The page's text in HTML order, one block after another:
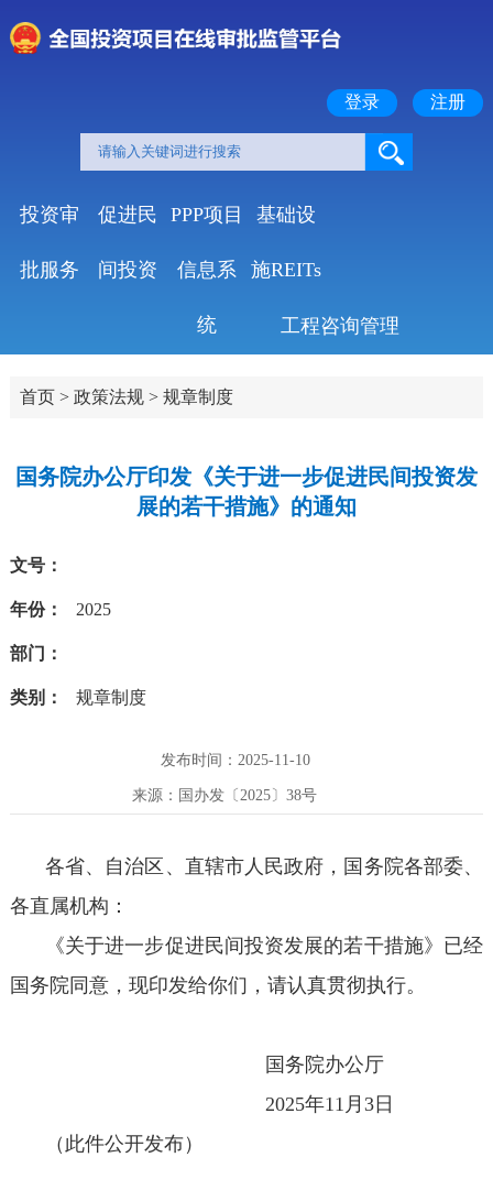
登录 注册
投资审
批服务
促进民
间投资
PPP项目
信息系
统
基础设
施REITs
工程咨询管理
首页> 政策法规> 规章制度
国务院办公厅印发《关于进一步促进民间投资发
展的若干措施》的通知
文号：
年份： 2025
部门：
类别： 规章制度
发布时间：2025-11-10
来源：国办发〔2025〕38号
各省、自治区、直辖市人民政府，国务院各部委、
各直属机构：
《关于进一步促进民间投资发展的若干措施》已经
国务院同意，现印发给你们，请认真贯彻执行。
国务院办公厅
2025年11月3日
（此件公开发布）